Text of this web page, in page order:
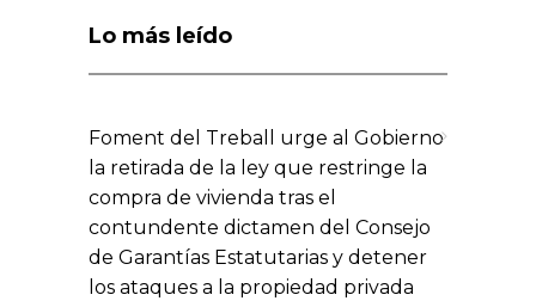
Lo más leído
Foment del Treball urge al Gobierno
la retirada de la ley que restringe la
compra de vivienda tras el
contundente dictamen del Consejo
de Garantías Estatutarias y detener
los ataques a la propiedad privada